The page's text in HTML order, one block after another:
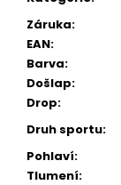
Záruka:
EAN:
Barva:
Došlap:
Drop:
Druh sportu:
Pohlaví:
Tlumení: